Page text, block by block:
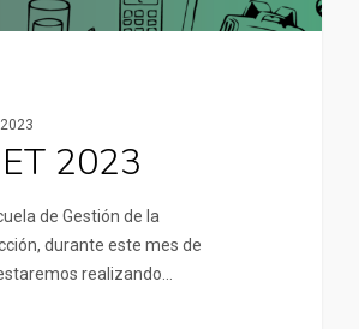
2023
de Gestión de la
durante este mes de
realizando…